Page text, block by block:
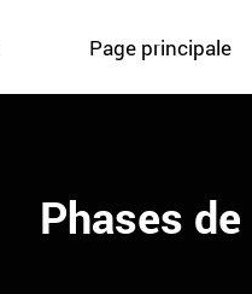
Page principale
Phases